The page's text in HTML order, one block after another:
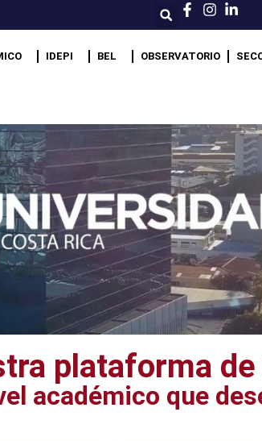
IDEPI BEL OBSERVATORIO
plataforma
académico que